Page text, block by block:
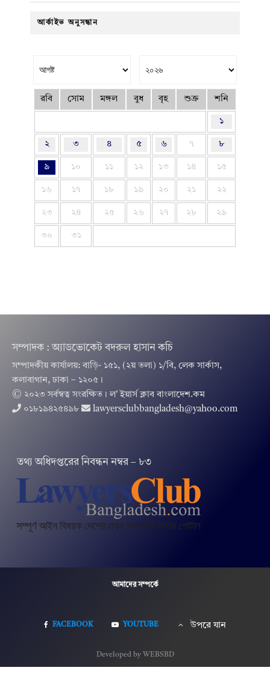
আর্কাইভ অনুসন্ধান
রবি সোম মঙ্গল বুধ বৃহ শুক্র শনি
১
২ ৩ ৪ ৫ ৬ ৭ ৮
৯ ১০ ১১ ১২ ১৩ ১৪ ১৫
১৬ ১৭ ১৮ ১৯ ২০ ২১ ২২
২৩ ২৪ ২৫ ২৬ ২৭ ২৮ ২৯
৩০ ৩১
সম্পাদক : অ্যাডভোকেট বদরুল হাসান কচি
সম্পাদকীয় কার্যালয়: বাড়ি- ১৫১, (২য় তলা) ১/বি, লেক সার্কাস,
কলাবাগান, ঢাকা – ১২০৫।
© ২০২৩ সর্বস্বত্ব সংরক্ষিত । ল’ ইয়ার্স ক্লাব বাংলাদেশ.কম
০১৮১৯৪২৫৪৯৮
lawyersclubbangladesh@yahoo.com
তথ‌্য অ‌ধিদপ্ত‌রের নিবন্ধন নম্বর – ৮৩
আমাদের সম্পর্কে
FACEBOOK YOUTUBE উপরে যান
Developed by WEBSBD